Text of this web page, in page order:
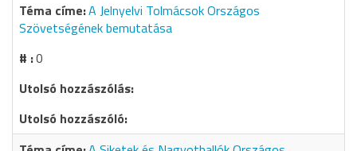
A Jelnyelvi Tolmácsok Országos
Szövetségének bemutatása
0